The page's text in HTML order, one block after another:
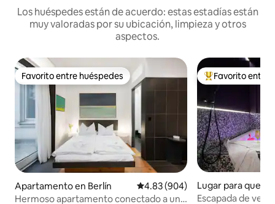
Los huéspedes están de acuerdo: estas estadías están
muy valoradas por su ubicación, limpieza y otros
aspectos.
Favorito entre huéspedes
Favorito entre huéspedes
Apartamento en Berlín Calificación promedio: 4.83 de
4.83 (904)
Hermoso apartamento conectado a una
Favorito entre
Favorito entre
Lugar para
ín
Escapada de